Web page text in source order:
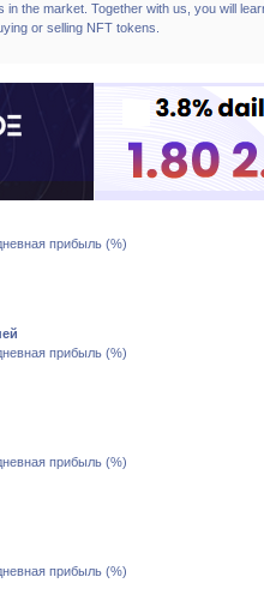
in the market. Together with us, you will
or selling NFT tokens.
прибыль (%)
прибыль (%)
прибыль (%)
прибыль (%)